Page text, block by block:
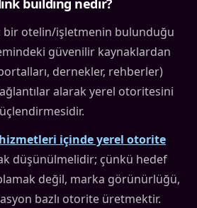
building nedir?
bir otelin/işletmenin bulunduğu
güvenilir kaynaklardan
dernekler, rehberler)
alarak yerel otoritesini
hizmetleri içinde yerel otorite
düşünülmelidir; çünkü hedef
değil, marka görünürlüğü,
bazlı otorite üretmektir.